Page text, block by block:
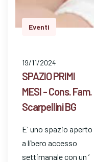
Eventi
19/11/2024
SPAZIO PRIMI
MESI - Cons. Fam.
Scarpellini BG
E' uno spazio aperto
a libero accesso
settimanale con un ’